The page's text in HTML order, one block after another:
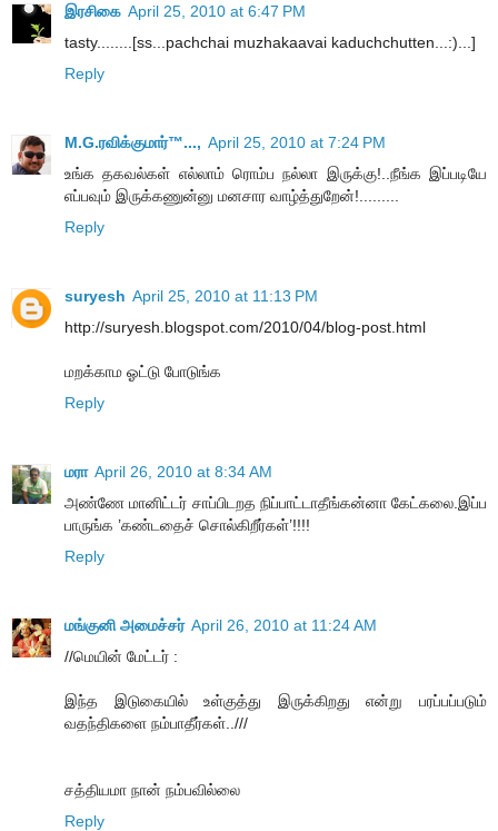
இரசிகை April 25, 2010 at 6:47 PM
tasty........[ss...pachchai muzhakaavai kaduchchutten...:)...]
Reply
M.G.ரவிக்குமார்™..., April 25, 2010 at 7:24 PM
உங்க தகவல்கள் எல்லாம் ரொம்ப நல்லா இருக்கு!..நீங்க இப்படியே
எப்பவும் இருக்கணுன்னு மனசார வாழ்த்துறேன்!.........
Reply
suryesh April 25, 2010 at 11:13 PM
http://suryesh.blogspot.com/2010/04/blog-post.html
மறக்காம ஓட்டு போடுங்க
Reply
மரா April 26, 2010 at 8:34 AM
அண்ணே மானிட்டர் சாப்பிடறத நிப்பாட்டாதீங்கன்னா கேட்கலை.இப்ப
பாருங்க ’கண்டதைச் சொல்கிறீர்கள்’!!!!
Reply
மங்குனி அமைச்சர் April 26, 2010 at 11:24 AM
//மெயின் மேட்டர் :
இந்த இடுகையில் உள்குத்து இருக்கிறது என்று பரப்பப்படும்
வதந்திகளை நம்பாதீர்கள்..///
சத்தியமா நான் நம்பவில்லை
Reply